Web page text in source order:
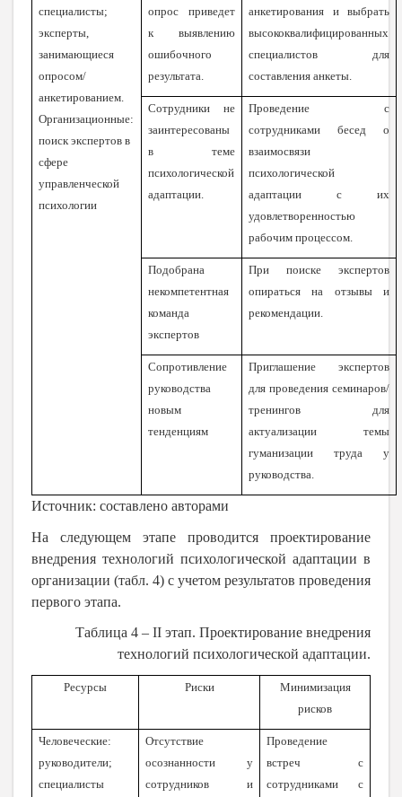
специалисты;
эксперты,
занимающиеся
опросом/
анкетированием.
Организационные:
поиск экспертов в
сфере
управленческой
психологии
опрос приведет
к выявлению
ошибочного
результата.
анкетирования и выбрать
высококвалифицированных
специалистов для
составления анкеты.
Сотрудники не
заинтересованы
в теме
психологической
адаптации.
Проведение с
сотрудниками бесед о
взаимосвязи
психологической
адаптации с их
удовлетворенностью
рабочим процессом.
Подобрана
некомпетентная
команда
экспертов
При поиске экспертов
опираться на отзывы и
рекомендации.
Сопротивление
руководства
новым
тенденциям
Приглашение экспертов
для проведения семинаров/
тренингов для
актуализации темы
гуманизации труда у
руководства.
Источник: составлено авторами
На следующем этапе проводится проектирование
внедрения технологий психологической адаптации в
организации (табл. 4) с учетом результатов проведения
первого этапа.
Таблица 4 – II этап. Проектирование внедрения
технологий психологической адаптации.
Ресурсы Риски
Минимизация
рисков
Человеческие:
руководители;
специалисты
Отсутствие
осознанности у
сотрудников и
Проведение
встреч с
сотрудниками с